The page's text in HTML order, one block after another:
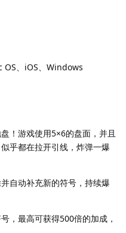
OS、iOS、Windows
！游戏使用5×6的盘面，并且
乎都在拉开引线，炸弹一爆
自动补充新的符号，持续爆
，最高可获得500倍的加成，